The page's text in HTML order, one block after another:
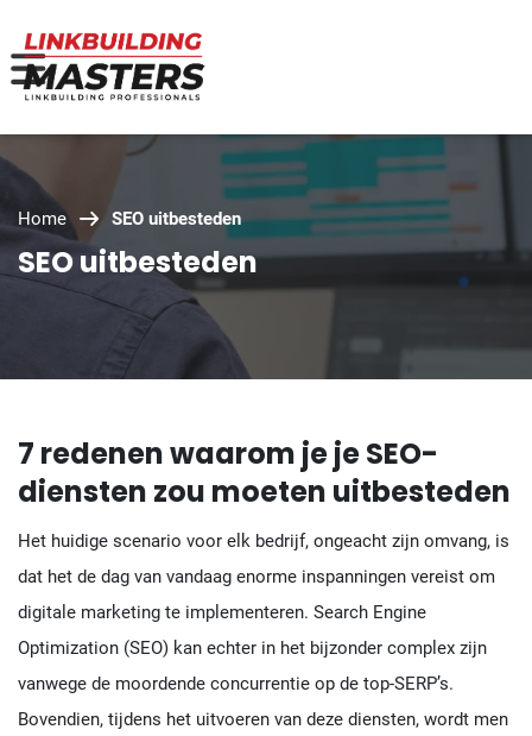
Home SEO uitbesteden
SEO uitbesteden
7 redenen waarom je je SEO-
diensten zou moeten uitbesteden
Het huidige scenario voor elk bedrijf, ongeacht zijn omvang, is
dat het de dag van vandaag enorme inspanningen vereist om
digitale marketing te implementeren. Search Engine
Optimization (SEO) kan echter in het bijzonder complex zijn
vanwege de moordende concurrentie op de top-SERP’s.
Bovendien, tijdens het uitvoeren van deze diensten, wordt men